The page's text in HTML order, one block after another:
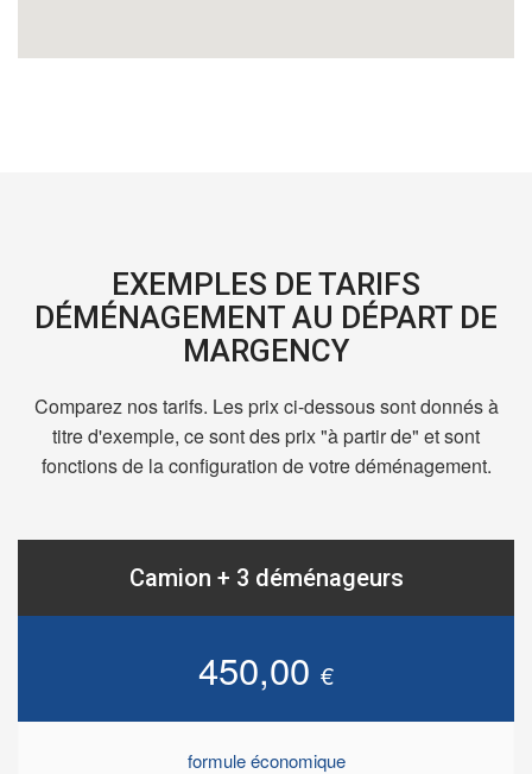
EXEMPLES DE TARIFS
DÉMÉNAGEMENT AU DÉPART DE
MARGENCY
Comparez nos tarifs. Les prix ci-dessous sont donnés à
titre d'exemple, ce sont des prix "à partir de" et sont
fonctions de la configuration de votre déménagement.
Camion + 3 déménageurs
450,00 €
formule économique